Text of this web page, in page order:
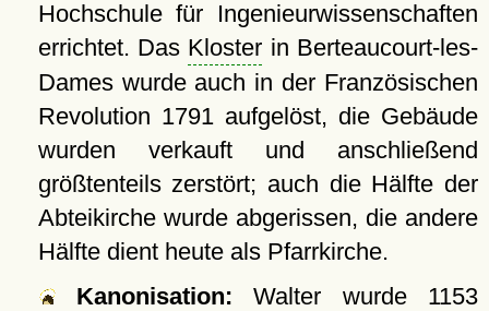
Hochschule für Ingenieurwissenschaften
errichtet. Das Kloster in Berteaucourt-les-
Dames wurde auch in der Französischen
Revolution 1791 aufgelöst, die Gebäude
wurden verkauft und anschließend
größtenteils zerstört; auch die Hälfte der
Abteikirche wurde abgerissen, die andere
Hälfte dient heute als Pfarrkirche.
Kanonisation: Walter wurde 1153